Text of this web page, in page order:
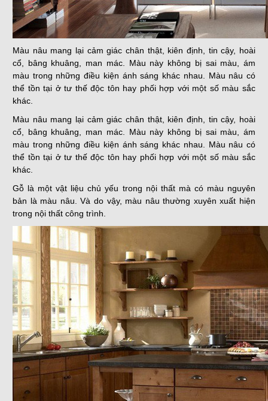
Màu nâu mang lại cảm giác chân thật, kiên định, tin cậy, hoài
cổ, bâng khuâng, man mác. Màu này không bị sai màu, ám
màu trong những điều kiện ánh sáng khác nhau. Màu nâu có
thể tồn tại ở tư thế độc tôn hay phối hợp với một số màu sắc
khác.
Màu nâu mang lại cảm giác chân thật, kiên định, tin cậy, hoài
cổ, bâng khuâng, man mác. Màu này không bị sai màu, ám
màu trong những điều kiện ánh sáng khác nhau. Màu nâu có
thể tồn tại ở tư thế độc tôn hay phối hợp với một số màu sắc
khác.
Gỗ là một vật liệu chủ yếu trong nội thất mà có màu nguyên
bản là màu nâu. Và do vậy, màu nâu thường xuyên xuất hiện
trong nội thất công trình.